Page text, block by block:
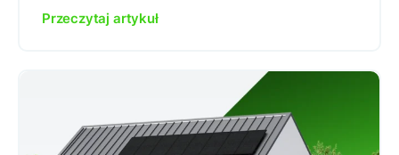
Przeczytaj artykuł